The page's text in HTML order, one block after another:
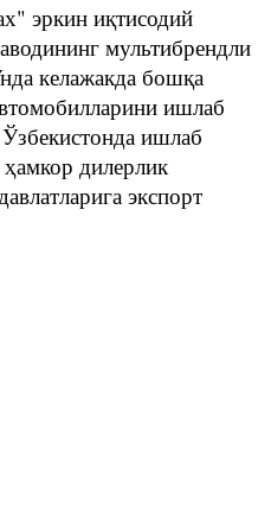
эркин иқтисодий
мультибрендли
келажакда бошқа
ишлаб
ишлаб
дилерлик
экспорт